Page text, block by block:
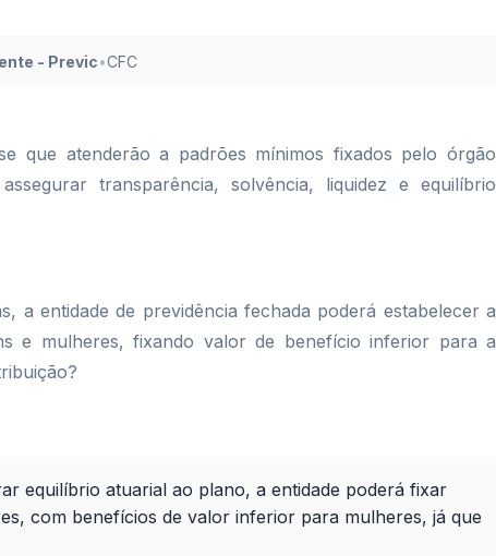
- Previc•CFC
que atenderão a padrões mínimos fixados pelo órgão
transparência, solvência, liquidez e equilíbrio
a entidade de previdência fechada poderá estabelecer a
e mulheres, fixando valor de benefício inferior para a
equilíbrio atuarial ao plano, a entidade poderá fixar
com benefícios de valor inferior para mulheres, já que